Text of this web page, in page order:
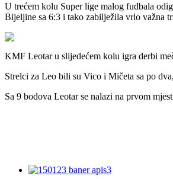
U trećem kolu Super lige malog fudbala
Bijeljine sa 6:3 i tako zabilježila vrlo važna
KMF Leotar u slijedećem kolu igra derbi
Strelci za Leo bili su Vico i Mičeta sa po
Sa 9 bodova Leotar se nalazi na prvom